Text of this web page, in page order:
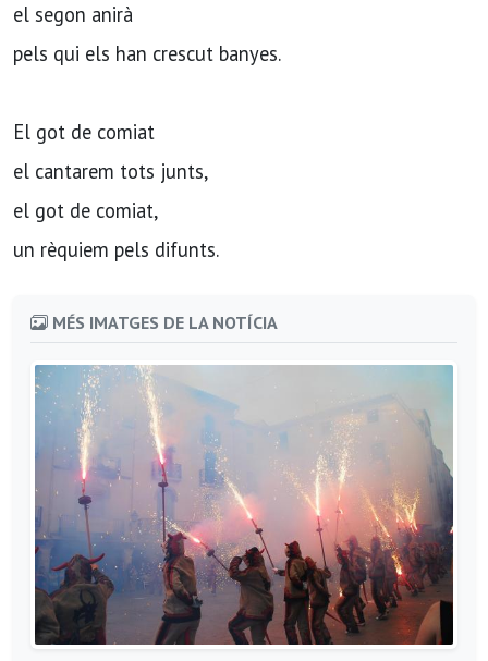
el segon anirà
pels qui els han crescut banyes.
El got de comiat
el cantarem tots junts,
el got de comiat,
un rèquiem pels difunts.
MÉS IMATGES DE LA NOTÍCIA